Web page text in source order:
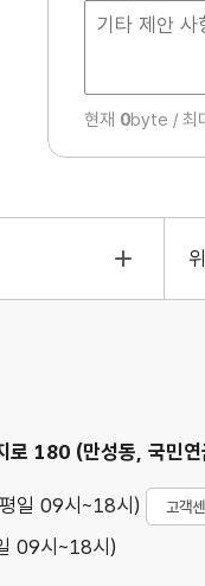
만
조
사
현재 0byte / 최
로 180 (만성동, 국민연
일 09시~18시) 고객
09시~18시)